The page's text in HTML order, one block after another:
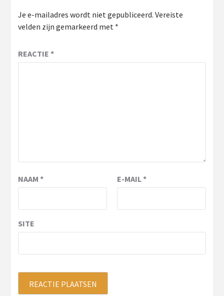
Je e-mailadres wordt niet gepubliceerd. Vereiste
velden zijn gemarkeerd met *
REACTIE *
NAAM * E-MAIL*
SITE